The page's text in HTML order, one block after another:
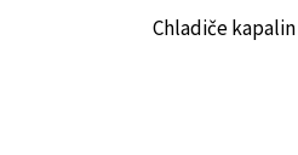
Chladiče kapalin